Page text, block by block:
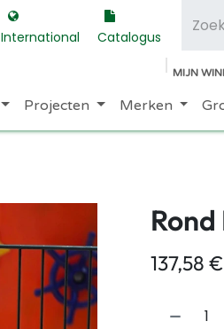
International Catalogus
MIJN
Projecten Merken
137,58 €